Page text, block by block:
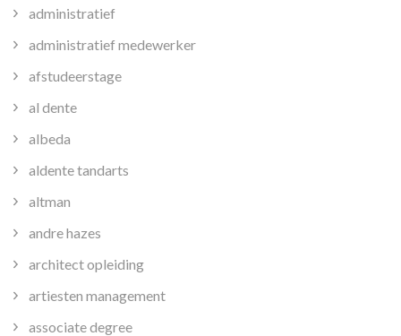
administratief
administratief medewerker
afstudeerstage
al dente
albeda
aldente tandarts
altman
andre hazes
architect opleiding
artiesten management
associate degree